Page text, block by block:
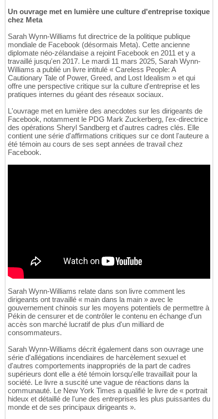
Un ouvrage met en lumière une culture d'entreprise toxique
chez Meta
Sarah Wynn-Williams fut directrice de la politique publique
mondiale de Facebook (désormais Meta). Cette ancienne
diplomate néo-zélandaise a rejoint Facebook en 2011 et y a
travaillé jusqu'en 2017. Le mardi 11 mars 2025, Sarah Wynn-
Williams a publié un livre intitulé « Careless People: A
Cautionary Tale of Power, Greed, and Lost Idealism » et qui
offre une perspective critique sur la culture d'entreprise et les
pratiques internes du géant des réseaux sociaux.
L'ouvrage met en lumière des anecdotes sur les dirigeants de
Facebook, notamment le PDG Mark Zuckerberg, l'ex-directrice
des opérations Sheryl Sandberg et d'autres cadres clés. Elle
contient une série d'affirmations critiques sur ce dont l'auteure a
été témoin au cours de ses sept années de travail chez
Facebook.
Sarah Wynn-Williams relate dans son livre comment les
dirigeants ont travaillé « main dans la main » avec le
gouvernement chinois sur les moyens potentiels de permettre à
Pékin de censurer et de contrôler le contenu en échange d'un
accès son marché lucratif de plus d'un milliard de
consommateurs.
Sarah Wynn-Williams décrit également dans son ouvrage une
série d'allégations incendiaires de harcèlement sexuel et
d'autres comportements inappropriés de la part de cadres
supérieurs dont elle a été témoin lorsqu'elle travaillait pour la
société. Le livre a suscité une vague de réactions dans la
communauté. Le New York Times a qualifié le livre de « portrait
hideux et détaillé de l'une des entreprises les plus puissantes du
monde et de ses principaux dirigeants ».